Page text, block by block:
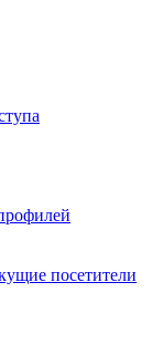
посетители